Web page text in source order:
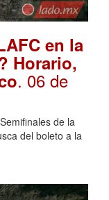
en la
Horario,
. 06 de
de la
del boleto a la